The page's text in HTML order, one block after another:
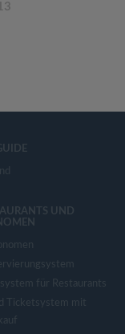
UND
für Restaurants
Ticketsystem mit